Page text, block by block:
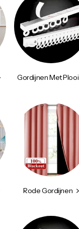
Gordijnen Met Plooi
Rode Gordijnen